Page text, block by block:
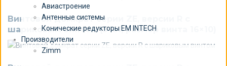
Авиастроение
Антенные системы
Конические редукторы EM INTECH
Производители
Zimm
Винтовой домкрат серии ZE, версии R c
шариковым винтом (5 kN, размер винта 16×10)